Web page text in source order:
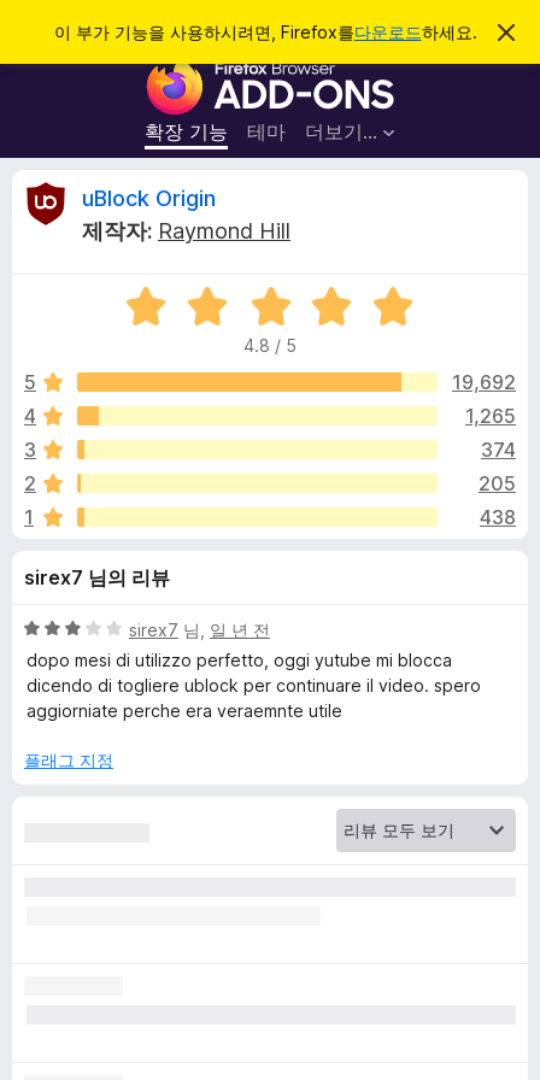
이 부가 기능을 사용하시려면, Firefox를다운로드하세요.
이
림
F
r
e
x
라
우
저
부
기
능
확장 기능 테마 더보기…
로그인
u
o
c
k
O
r
i
g
i
uBlock Origin
제작자: Raymond Hill
5
점
점
4
8
4.8 / 5
5
19,692
4
1,265
3
374
2
205
1
438
sirex7 님의 리뷰
5
점
만
점
3
sirex7 님, 일 년 전
dopo mesi di utilizzo perfetto, oggi yutube mi blocca
dicendo di togliere ublock per continuare il video. spero
aggiorniate perche era veraemnte utile
플래그 지정